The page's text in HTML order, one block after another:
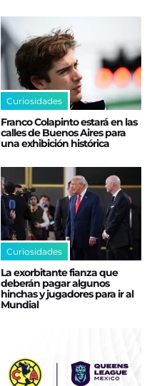
Curiosidades
Franco Colapinto estará en las
calles de Buenos Aires para
una exhibición histórica
Curiosidades
La exorbitante fianza que
deberán pagar algunos
hinchas y jugadores para ir al
Mundial